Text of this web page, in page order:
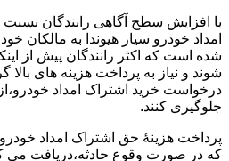
با افزایش سطح آگاهی رانندگان
امداد خودرو سیار هیوندا به مالکان
شده است که اکثر رانندگان پیش از
شوند و نیاز به پرداخت هزینه های بالا
درخواست خرید اشتراک امداد
جلوگیری کنند.
پرداخت هزینۀ حق اشتراک امداد
که در صورت وقوع حادثه،دریافت می